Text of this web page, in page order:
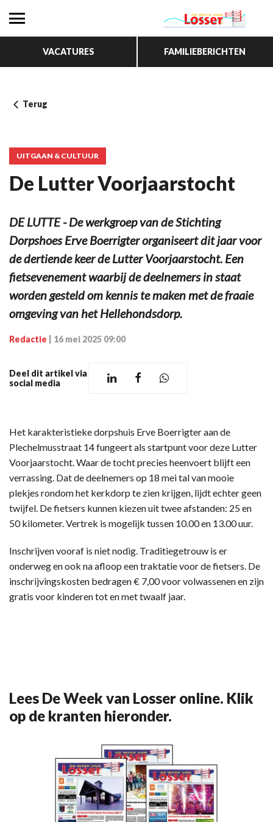
VACATURES FAMILIEBERICHTEN
Terug
UITGAAN & CULTUUR
De Lutter Voorjaarstocht
DE LUTTE - De werkgroep van de Stichting
Dorpshoes Erve Boerrigter organiseert dit jaar voor
de dertiende keer de Lutter Voorjaarstocht. Een
fietsevenement waarbij de deelnemers in staat
worden gesteld om kennis te maken met de fraaie
omgeving van het Hellehondsdorp.
Redactie 16 mei 2025 09:00
Deel dit artikel via
social media
Het karakteristieke dorpshuis Erve Boerrigter aan de
Plechelmusstraat 14 fungeert als startpunt voor deze Lutter
Voorjaarstocht. Waar de tocht precies heenvoert blijft een
verrassing. Dat de deelnemers op 18 mei tal van mooie
plekjes rondom het kerkdorp te zien krijgen, lijdt echter geen
twijfel. De fietsers kunnen kiezen uit twee afstanden: 25 en
50 kilometer. Vertrek is mogelijk tussen 10.00 en 13.00 uur.
Inschrijven vooraf is niet nodig. Traditiegetrouw is er
onderweg en ook na afloop een traktatie voor de fietsers. De
inschrijvingskosten bedragen € 7,00 voor volwassenen en zijn
gratis voor kinderen tot en met twaalf jaar.
Lees De Week van Losser online. Klik
op de kranten hieronder.